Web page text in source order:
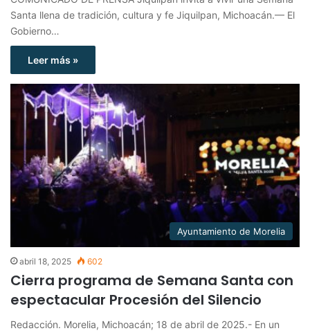
Santa llena de tradición, cultura y fe Jiquilpan, Michoacán.— El
Gobierno…
Leer más »
Ayuntamiento de Morelia
abril 18, 2025 602
Cierra programa de Semana Santa con
espectacular Procesión del Silencio
Redacción. Morelia, Michoacán; 18 de abril de 2025.- En un